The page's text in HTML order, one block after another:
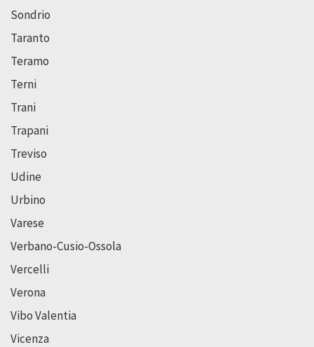
Sondrio
Taranto
Teramo
Terni
Trani
Trapani
Treviso
Udine
Urbino
Varese
Verbano-Cusio-Ossola
Vercelli
Verona
Vibo Valentia
Vicenza